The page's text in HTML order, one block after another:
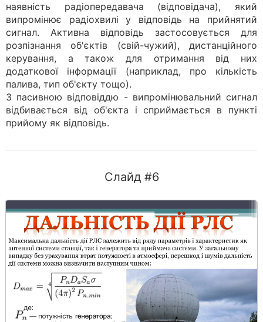
наявність радіопередавача (відповідача), який
випромінює радіохвилі у відповідь на прийнятий
сигнал. Активна відповідь застосовується для
розпізнання об'єктів (свій-чужий), дистанційного
керування, а також для отримання від них
додаткової інформації (наприклад, про кількість
палива, тип об'єкту тощо).
З пасивною відповіддю - випромінювальний сигнал
відбивається від об'єкта і сприймається в пункті
прийому як відповідь.
Слайд #6